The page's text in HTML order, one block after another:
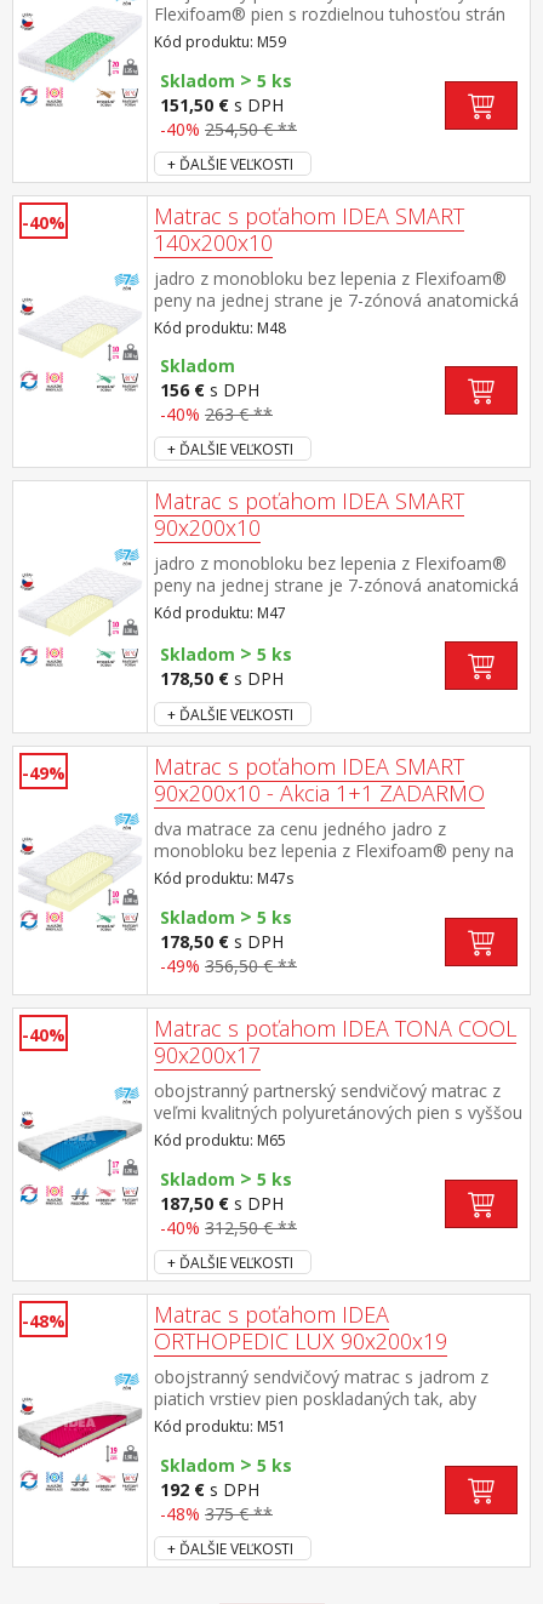
uloženie na pevný aj lamelový rošt
Flexifoam® pien s rozdielnou tuhosťou strán
mäkšia strana SOFT (zelená) - stredná tuhosť,
z peny strednej tuhosti tuhšia strana HARD
(modrá) - vyššia stredná až vyššia tuhosť, z
peny vyššej objemovej hmotnosti stredná časť
jadra z tlakovo spojenej RE peny pre skvelú
stabilitu matraca na oboch stranách je 7-
zónová anatomická masážna profilácia, ktorá
prináša veľmi jemnú masáž v priebehu spánku
vhodná pre všetky typy roštov dvojdielny
poťah Mikrofáza je snímateľný a prateľný do
95 °C poťah je obojstranne prešívaný
klimatizačnou vrstvou dutých vlákien
odporúčaná nosnosť do 135 kg
Kód produktu: M59
Skladom > 5 ks
151,50 € s DPH
-40% 254,50 € **
+ ĎALŠIE VEĽKOSTI
-40%
Matrac s poťahom IDEA SMART
140x200x10
jadro z monobloku bez lepenia z Flexifoam®
peny na jednej strane je 7-zónová anatomická
masážna profilácia, ktorá prináša veľmi jemnú
masáž v priebehu spánku matrac strednej
tuhosti, vhodný pre všetky typy roštov
dvojdielny poťah Mikrofáza je snímateľný a
prateľný do 95 °C poťah je obojstranne
prešívaný klimatizačnou vrstvou dutých vlákien
odporúčaná nosnosť do 100 kg
Kód produktu: M48
Skladom
156 € s DPH
-40% 263 € **
+ ĎALŠIE VEĽKOSTI
Matrac s poťahom IDEA SMART
90x200x10
jadro z monobloku bez lepenia z Flexifoam®
peny na jednej strane je 7-zónová anatomická
masážna profilácia, ktorá prináša veľmi jemnú
masáž v priebehu spánku matrac strednej
tuhosti, vhodný pre všetky typy roštov
dvojdielny poťah Mikrofáza je snímateľný a
prateľný do 95 °C poťah je obojstranne
prešívaný klimatizačnou vrstvou dutých vlákien
odporúčaná nosnosť do 100 kg
Kód produktu: M47
Skladom > 5 ks
178,50 € s DPH
+ ĎALŠIE VEĽKOSTI
-49%
Matrac s poťahom IDEA SMART
90x200x10 - Akcia 1+1 ZADARMO
dva matrace za cenu jedného jadro z
monobloku bez lepenia z Flexifoam® peny na
jednej strane je 7-zónová anatomická
masážna profilácia, ktorá prináša veľmi jemnú
masáž v priebehu spánku matrac strednej
tuhosti, vhodný pre všetky typy roštov
dvojdielny poťah Mikrofáza je snímateľný a
prateľný do 95 °C poťah je obojstranne
prešívaný klimatizačnou vrstvou dutých vlákien
odporúčaná nosnosť do 100 kg
Kód produktu: M47s
Skladom > 5 ks
178,50 € s DPH
-49% 356,50 € **
-40%
Matrac s poťahom IDEA TONA COOL
90x200x17
obojstranný partnerský sendvičový matrac z
veľmi kvalitných polyuretánových pien s vyššou
objemovou hmotnosťou obe strany – 7-
zónová anatomická profilácia, ktorá umožňuje
prevzdušnenie lôžka a napomáha uvoľneniu
svalstva rozdielna tuhosť strán (2 z 5 / 4 z
5) odporúčané uloženie na pevný aj
polohovací lamelový rošt poťah snímateľný a
prateľný do 60 °C odporúčaná nosnosť do 120
kg, výška matraca 17 cm, výška jadra 16 cm
Kód produktu: M65
Skladom > 5 ks
187,50 € s DPH
-40% 312,50 € **
+ ĎALŠIE VEĽKOSTI
-48%
Matrac s poťahom IDEA
ORTHOPEDIC LUX 90x200x19
obojstranný sendvičový matrac s jadrom z
piatich vrstiev pien poskladaných tak, aby
podporovali telo a chrbticu pri
spánku rozdielna tuhosť pien na ložných
plochách umožňuje výber mäkšej alebo
tvrdšej strany jedna ložná plocha je zo
studenej peny CoolFlex® FLEXI, ktorá vyniká
stálosťou, druhá ložná plocha je z kvalitnej
polyuretánovej peny obe strany – 7-zónová
Kód produktu: M51
Skladom > 5 ks
192 € s DPH
-48% 375 € **
+ ĎALŠIE VEĽKOSTI